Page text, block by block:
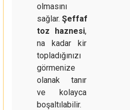
olmasını
sağlar. Şeffaf
toz haznesi,
na kadar kir
topladığınızı
görmenize
olanak tanır
ve kolayca
boşaltılabilir.